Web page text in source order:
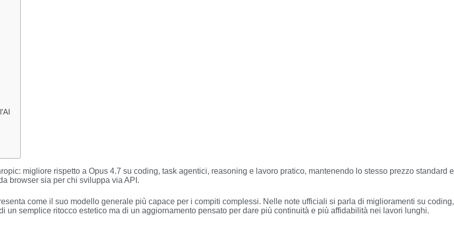
migliore rispetto a Opus 4.7 su coding, task agentici, reasoning e lavoro pratico, mantenendo lo stesso prezzo standard e
browser sia per chi sviluppa via API.
come il suo modello generale più capace per i compiti complessi. Nelle note ufficiali si parla di miglioramenti su coding,
un semplice ritocco estetico ma di un aggiornamento pensato per dare più continuità e più affidabilità nei lavori lunghi.